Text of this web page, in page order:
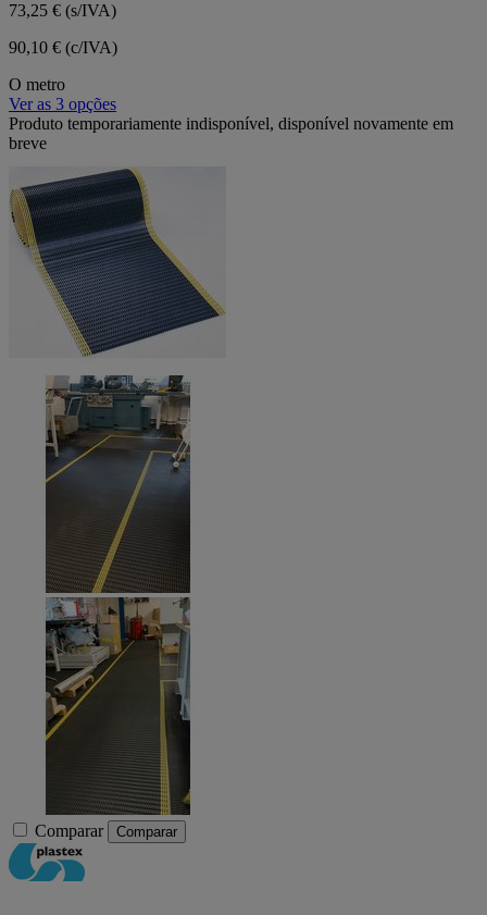
73,25 € (s/IVA)
90,10 € (c/IVA)
O metro
Ver as 3 opções
Produto temporariamente indisponível, disponível novamente em
breve
Comparar Comparar